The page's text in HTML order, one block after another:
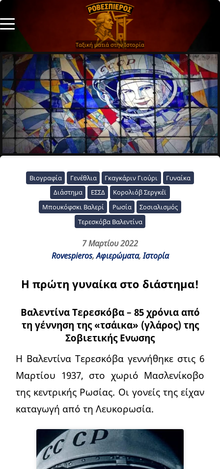
Ταξική ματιά στην Ιστορία
Βιογραφία Γενέθλια Γκαγκάριν Γιούρι
Γυναίκα
Διάστημα
ΕΣΣΔ
Κορολιόβ Σεργκέϊ
Μπουκόφσκι Βαλερί
Ρωσία
Σοσιαλισμός
Τερεσκόβα Βαλεντίνα
7 Μαρτίου 2022
Rovespieros,Αφιερώματα,Ιστορία
Η πρώτη γυναίκα στο διάστημα!
Βαλεντίνα Τερεσκόβα – 85 χρόνια από
τη γέννηση της «τσάικα» (γλάρος) της
Σοβιετικής Ενωσης
Η Βαλεντίνα Τερεσκόβα γεννήθηκε στις 6
Μαρτίου 1937, στο χωριό Μασλενίκοβο
της κεντρικής Ρωσίας. Οι γονείς της είχαν
καταγωγή από τη Λευκορωσία.